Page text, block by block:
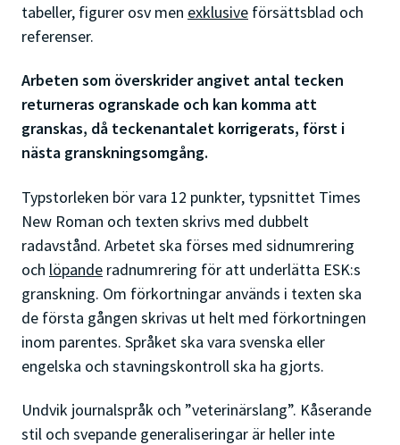
tabeller, figurer osv men exklusive försättsblad och
referenser.
Arbeten som överskrider angivet antal tecken
returneras ogranskade och kan komma att
granskas, då teckenantalet korrigerats, först i
nästa granskningsomgång.
Typstorleken bör vara 12 punkter, typsnittet Times
New Roman och texten skrivs med dubbelt
radavstånd. Arbetet ska förses med sidnumrering
och löpande radnumrering för att underlätta ESK:s
granskning. Om förkortningar används i texten ska
de första gången skrivas ut helt med förkortningen
inom parentes. Språket ska vara svenska eller
engelska och stavningskontroll ska ha gjorts.
Undvik journalspråk och ”veterinärslang”. Kåserande
stil och svepande generaliseringar är heller inte